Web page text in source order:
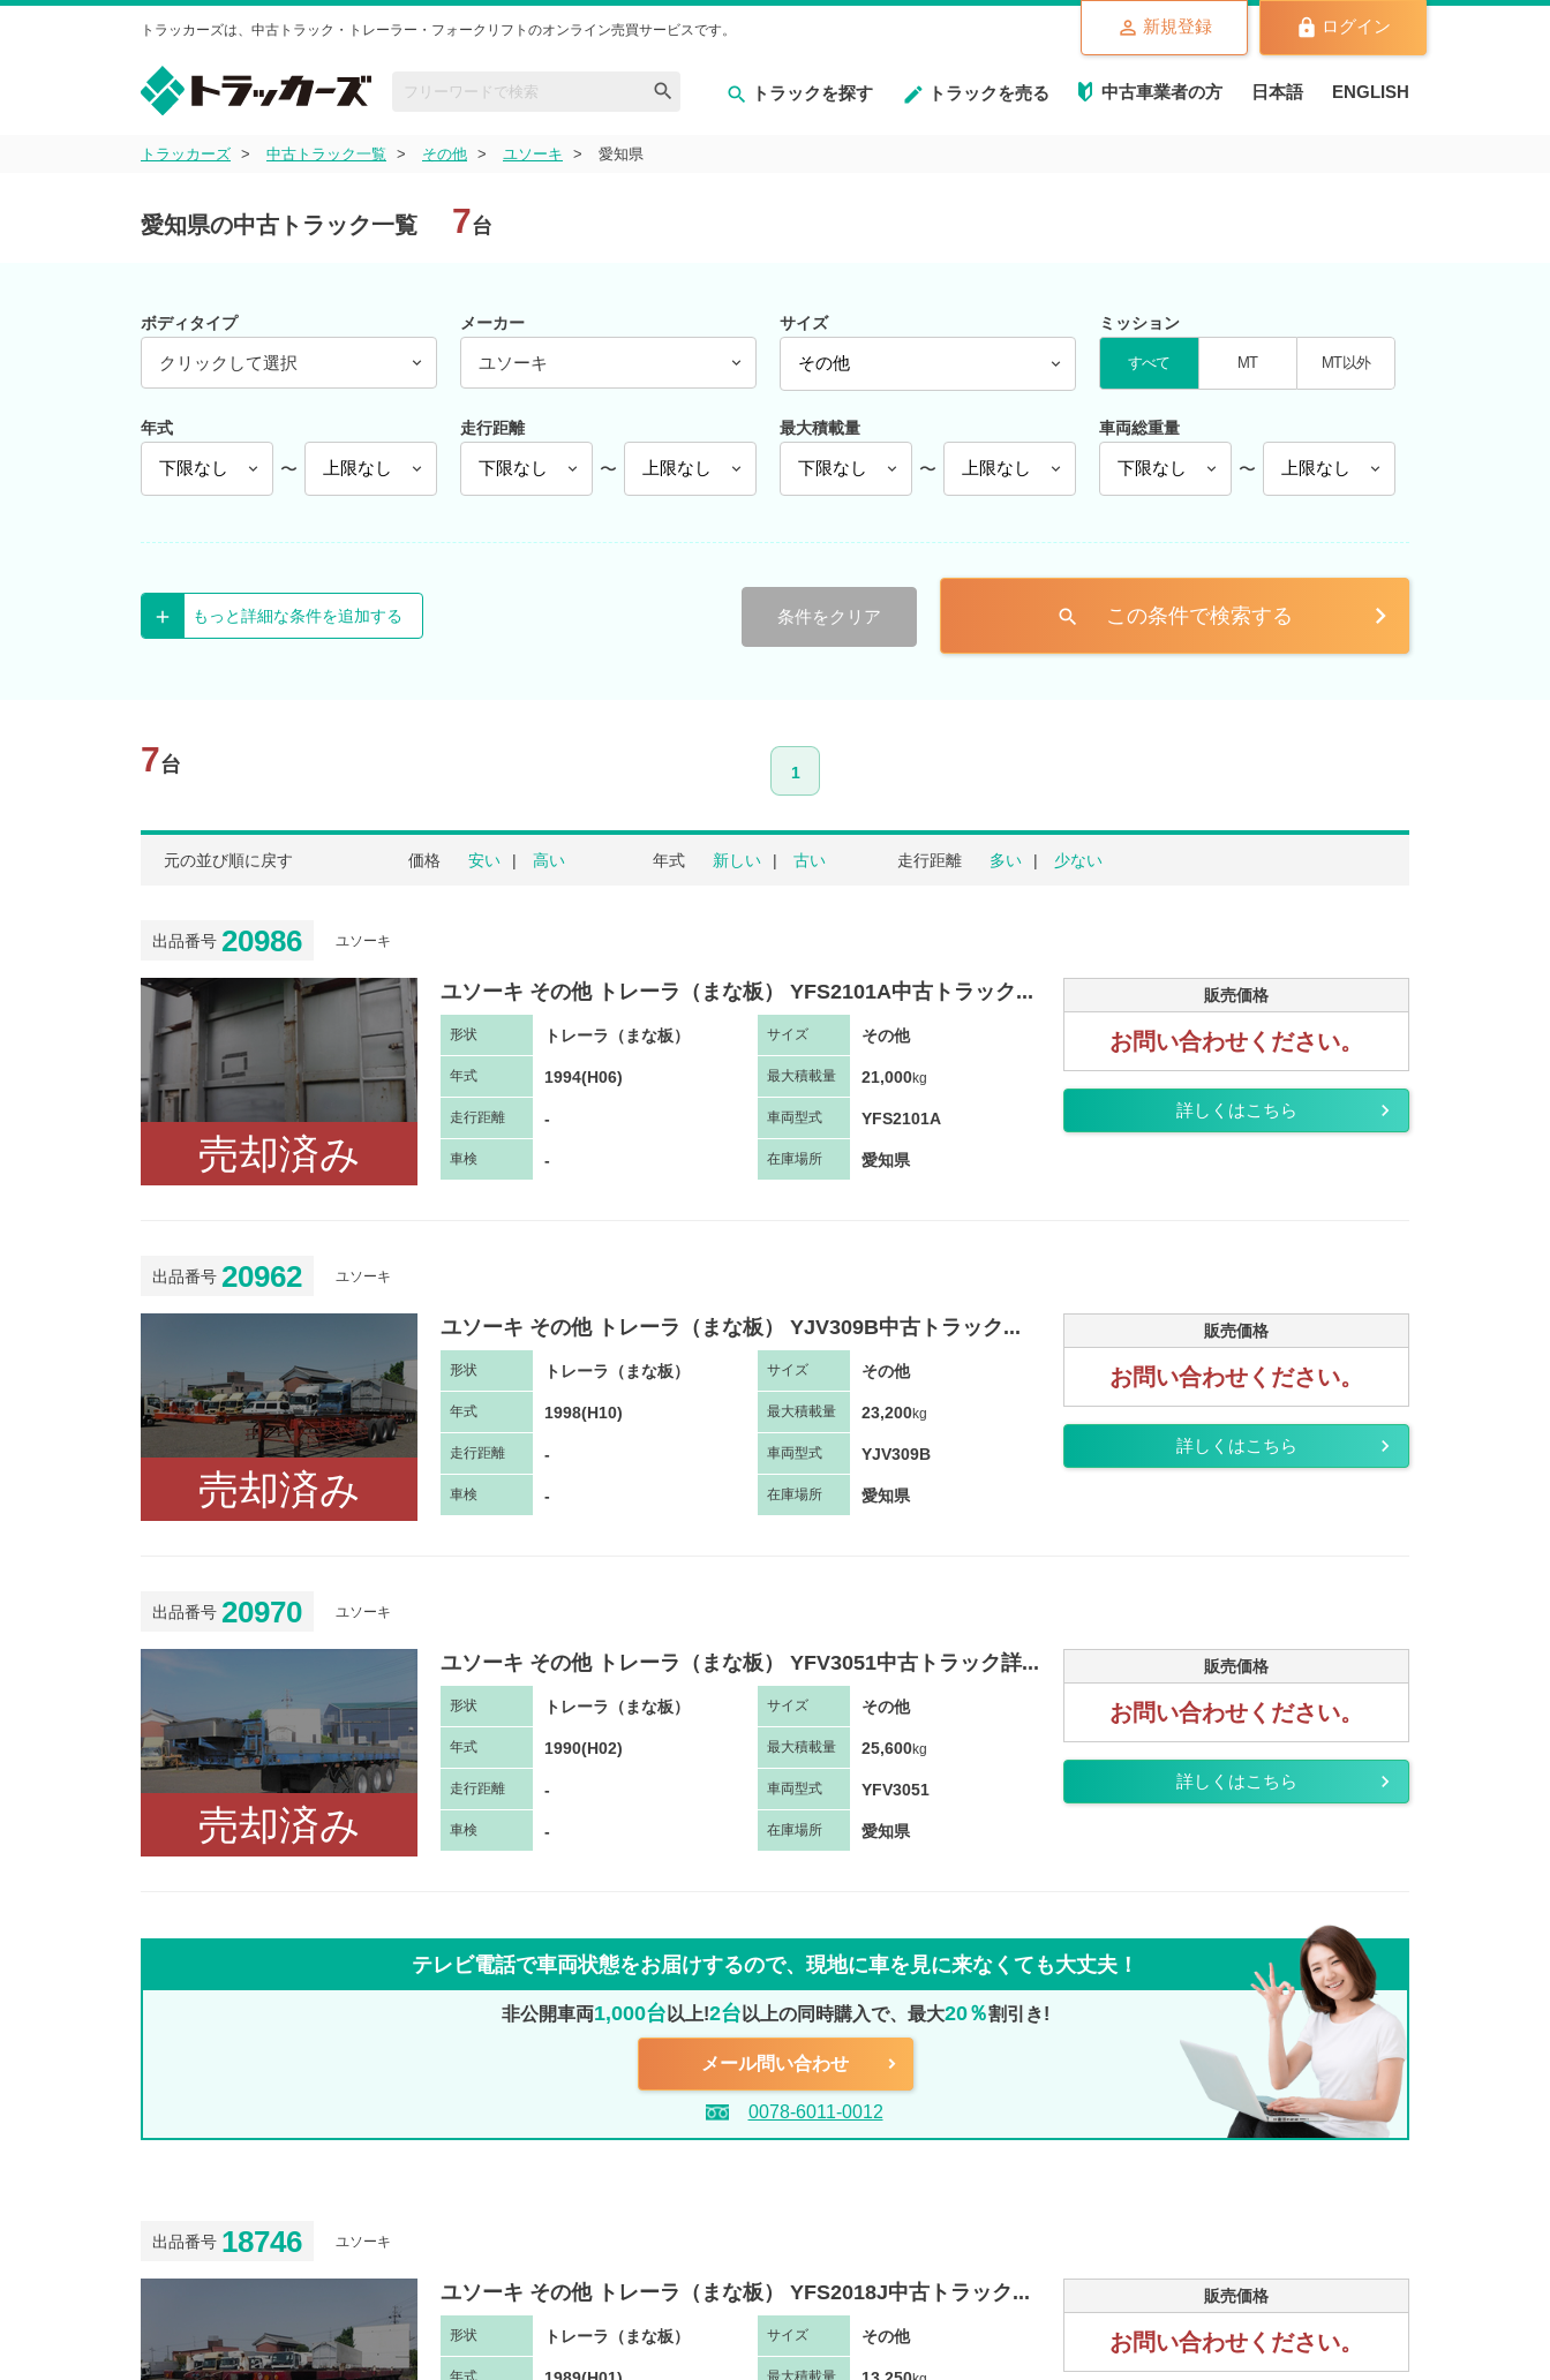
トラッカーズは、中古トラック・トレーラー・フォークリフトのオンライン売買サービスです。
トラックを探す トラックを売る 中古車業者の方 日本語 ENGLISH
新規登録 ログイン
トラッカーズ 中古トラック一覧 その他 ユソーキ 愛知県
愛知県の中古トラック一覧 7台
ボディタイプ
クリックして選択
メーカー
ユソーキ
サイズ ミッション
すべて MT MT以外
年式
〜
走行距離
〜
最大積載量
〜
車両総重量
〜
もっと詳細な条件を追加する 条件をクリア search この条件で検索する
7台 1
元の並び順に戻す 価格 安い 高い 年式 新しい 古い 走行距離 多い 少ない
出品番号 20986 ユソーキ
売却済み
ユソーキ その他 トレーラ（まな板） YFS2101A中古トラック...
形状 トレーラ（まな板） サイズ その他
年式 1994(H06) 最大積載量 21,000kg
走行距離 - 車両型式 YFS2101A
車検 - 在庫場所 愛知県
販売価格
お問い合わせください。
詳しくはこちら
出品番号 20962 ユソーキ
売却済み
ユソーキ その他 トレーラ（まな板） YJV309B中古トラック...
形状 トレーラ（まな板） サイズ その他
年式 1998(H10) 最大積載量 23,200kg
走行距離 - 車両型式 YJV309B
車検 - 在庫場所 愛知県
販売価格
お問い合わせください。
詳しくはこちら
出品番号 20970 ユソーキ
売却済み
ユソーキ その他 トレーラ（まな板） YFV3051中古トラック詳...
形状 トレーラ（まな板） サイズ その他
年式 1990(H02) 最大積載量 25,600kg
走行距離 - 車両型式 YFV3051
車検 - 在庫場所 愛知県
販売価格
お問い合わせください。
詳しくはこちら
テレビ電話で車両状態をお届けするので、 現地に車を見に来なくても大丈夫！
非公開車両1,000台 以上!2台 以上の同時購入で、最大20％割引き!
メール問い合わせ
0078-6011-0012
出品番号 18746 ユソーキ
ユソーキ その他 トレーラ（まな板） YFS2018J中古トラック...
形状 トレーラ（まな板） サイズ その他
年式 最大積載量
販売価格
お問い合わせください。